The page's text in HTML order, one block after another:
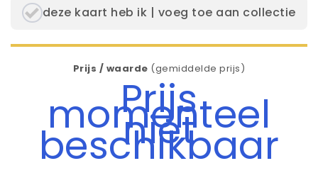
deze kaart heb ik | voeg toe aan collectie
Prijs / waarde (gemiddelde prijs)
Prijs
momenteel
niet
beschikbaar